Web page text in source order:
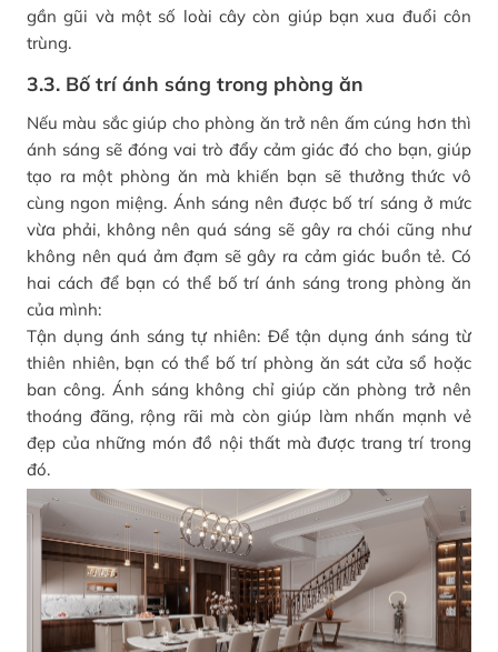
gần gũi và một số loài cây còn giúp bạn xua đuổi côn
trùng.
3.3. Bố trí ánh sáng trong phòng ăn
Nếu màu sắc giúp cho phòng ăn trở nên ấm cúng hơn thì
ánh sáng sẽ đóng vai trò đẩy cảm giác đó cho bạn, giúp
tạo ra một phòng ăn mà khiến bạn sẽ thưởng thức vô
cùng ngon miệng. Ánh sáng nên được bố trí sáng ở mức
vừa phải, không nên quá sáng sẽ gây ra chói cũng như
không nên quá ảm đạm sẽ gây ra cảm giác buồn tẻ. Có
hai cách để bạn có thể bố trí ánh sáng trong phòng ăn
của mình:
Tận dụng ánh sáng tự nhiên: Để tận dụng ánh sáng từ
thiên nhiên, bạn có thể bố trí phòng ăn sát cửa sổ hoặc
ban công. Ánh sáng không chỉ giúp căn phòng trở nên
thoáng đãng, rộng rãi mà còn giúp làm nhấn mạnh vẻ
đẹp của những món đồ nội thất mà được trang trí trong
đó.